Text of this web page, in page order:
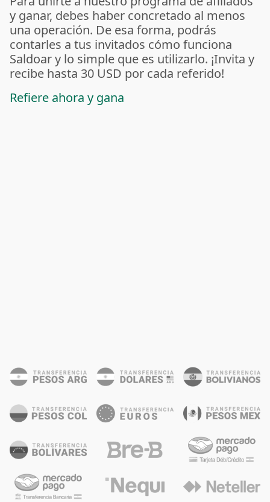
y ganar, debes haber concretado al menos
una operación. De esa forma, podrás
contarles a tus invitados cómo funciona
Saldoar y lo simple que es utilizarlo. ¡Invita y
recibe hasta 30 USD por cada referido!
Refiere ahora y gana